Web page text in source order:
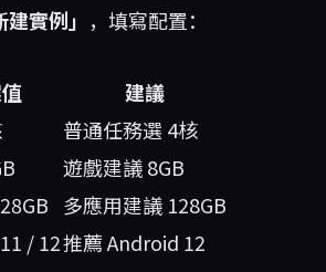
建實例」 ，填寫配置：
建議
普通任務選 4核
遊戲建議 8GB
多應用建議 128GB
/ 12推薦 Android 12